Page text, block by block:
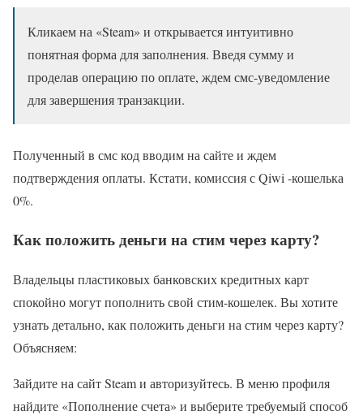
Кликаем на «Steam» и открывается интуитивно
понятная форма для заполнения. Введя сумму и
проделав операцию по оплате, ждем смс-уведомление
для завершения транзакции.
Полученный в смс код вводим на сайте и ждем
подтверждения оплаты. Кстати, комиссия с Qiwi -кошелька
0%.
Как положить деньги на стим через карту?
Владельцы пластиковых банковских кредитных карт
спокойно могут пополнить свой стим-кошелек. Вы хотите
узнать детально, как положить деньги на стим через карту?
Объясняем:
Зайдите на сайт Steam и авторизуйтесь. В меню профиля
найдите «Пополнение счета» и выберите требуемый способ